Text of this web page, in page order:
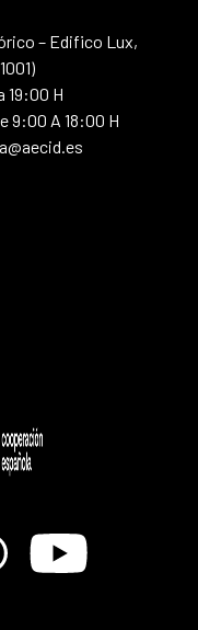
– Edifico Lux,
19:00 H
9:00 A 18:00 H
Youtube